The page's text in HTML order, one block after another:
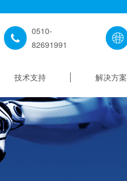
0510-
82691991
技术支持 解决方案